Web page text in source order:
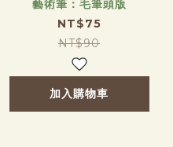
藝術筆：毛筆頭版
NT$75
NT$90
加入購物車